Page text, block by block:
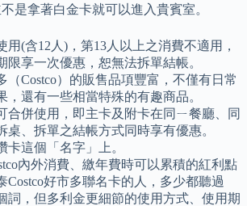
是拿著白金卡就可以進入貴賓室。
用(含12人)，第13人以上之消費不適用，
限享一次優惠，恕無法拆單結帳。
（Costco）的販售品項豐富，不僅有日常
，還有一些相當特殊的有趣商品。
合併使用，即主卡及附卡在同ㄧ餐廳、同
桌、拆單之結帳方式同時享有優惠。
卡這個「名字」上。
內外消費、繳年費時可以累積的紅利點
Costco好市多聯名卡的人，多少都聽過
詞，但多利金更細節的使用方式、使用期